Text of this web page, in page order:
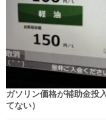
ガソリン価格が補助金投
てない）